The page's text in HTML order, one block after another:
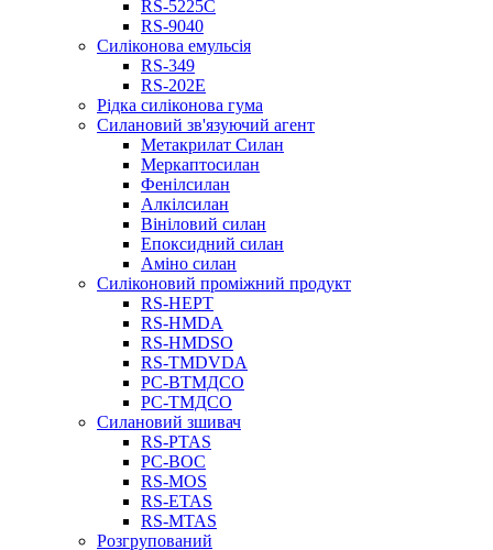
RS-5225C
RS-9040
Силіконова емульсія
RS-349
RS-202E
Рідка силіконова гума
Силановий зв'язуючий агент
Метакрилат Силан
Меркаптосилан
Фенілсилан
Алкілсилан
Вініловий силан
Епоксидний силан
Аміно силан
Силіконовий проміжний продукт
RS-HEPT
RS-HMDA
RS-HMDSO
RS-TMDVDA
РС-ВТМДСО
РС-ТМДСО
Силановий зшивач
RS-PTAS
РС-ВОС
RS-MOS
RS-ETAS
RS-MTAS
Розгрупований